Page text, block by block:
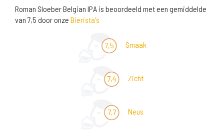
Roman Sloeber Belgian IPA is beoordeeld met een gemiddelde
van 7,5 door onze Bierista's
7,5 Smaak
7,4 Zicht
7,7 Neus